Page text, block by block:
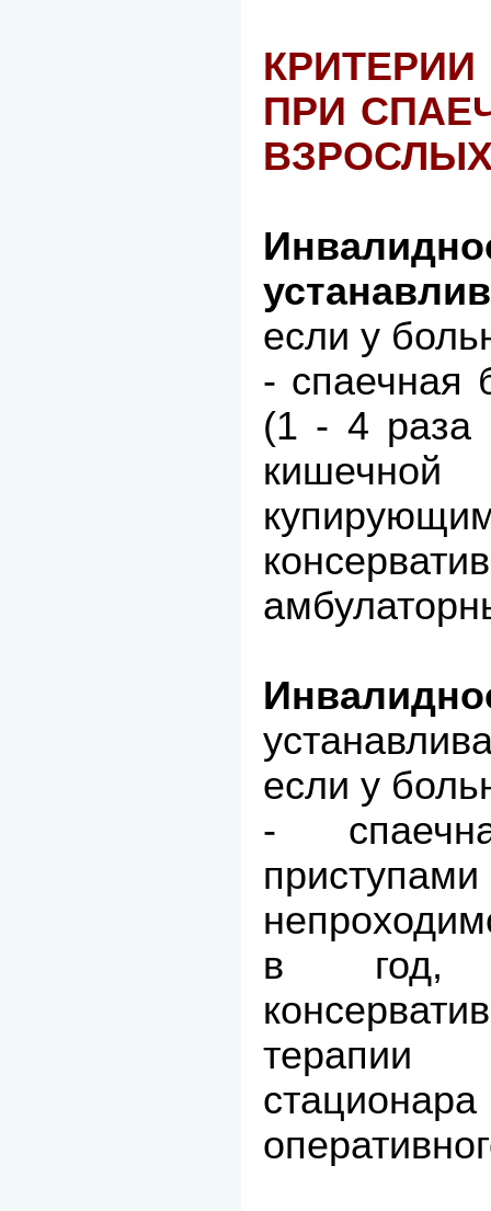
ПРИ
ВЗРОСЛЫХ
если у
- спаечная
(1 - 4 раза
кишечной
если у
-
в год,